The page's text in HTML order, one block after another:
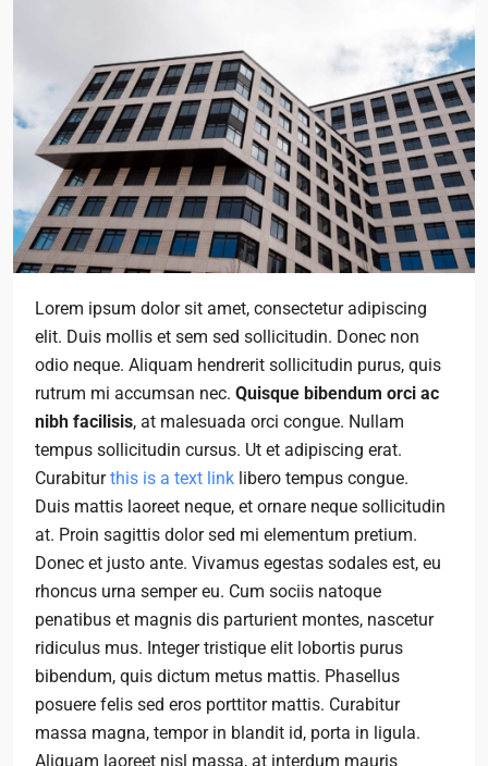
Lorem ipsum dolor sit amet, consectetur adipiscing
elit. Duis mollis et sem sed sollicitudin. Donec non
odio neque. Aliquam hendrerit sollicitudin purus, quis
rutrum mi accumsan nec. Quisque bibendum orci ac
nibh facilisis, at malesuada orci congue. Nullam
tempus sollicitudin cursus. Ut et adipiscing erat.
Curabiturthis is a text link libero tempus congue.
Duis mattis laoreet neque, et ornare neque sollicitudin
at. Proin sagittis dolor sed mi elementum pretium.
Donec et justo ante. Vivamus egestas sodales est, eu
rhoncus urna semper eu. Cum sociis natoque
penatibus et magnis dis parturient montes, nascetur
ridiculus mus. Integer tristique elit lobortis purus
bibendum, quis dictum metus mattis. Phasellus
posuere felis sed eros porttitor mattis. Curabitur
massa magna, tempor in blandit id, porta in ligula.
Aliquam laoreet nisl massa, at interdum mauris